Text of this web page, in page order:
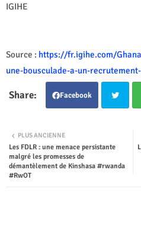
IGIHE
Source : https://fr.igihe.com/
une-bousculade-a-un-
Facebook
ter
PLUS ANCIENNE
Les FDLR : une menace persistante
malgré les promesses de
démantèlement de Kinshasa #rwanda
#RwOT